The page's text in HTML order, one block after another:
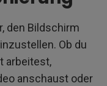
den Bildschirm
Ob du
arbeitest,
anschaust oder